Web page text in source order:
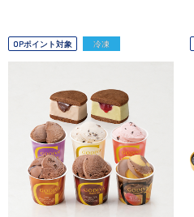
OPポイント対象 冷凍